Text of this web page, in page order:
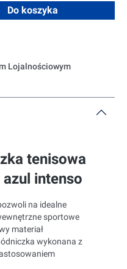
ilość lub użyj
Do koszyka
Lojalnościowym
tenisowa
intenso
na idealne
sportowe
materiał
wykonana z